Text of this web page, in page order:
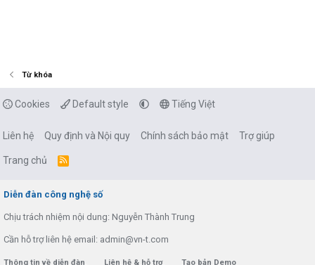
Từ khóa
Cookies Default style Tiếng Việt
Liên hệ Quy định và Nội quy Chính sách bảo mật Trợ giúp
Trang chủ
R
Diễn đàn công nghệ số
Chịu trách nhiệm nội dung: Nguyễn Thành Trung
Cần hỗ trợ liên hệ email: admin@vn-t.com
Thông tin về diễn đàn Liên hệ & hỗ trợ Tạo bản Demo